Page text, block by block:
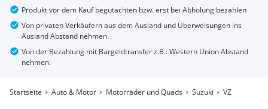
Produkt vor dem Kauf begutachten bzw. erst bei Abholung bezahlen
Von privaten Verkäufern aus dem Ausland und Überweisungen ins
Ausland Abstand nehmen.
Von der Bezahlung mit Bargeldtransfer z.B.: Western Union Abstand
nehmen.
Startseite Auto & Motor Motorräder und Quads Suzuki VZ